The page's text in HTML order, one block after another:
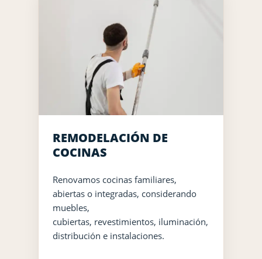
REMODELACIÓN DE
COCINAS
Renovamos cocinas familiares,
abiertas o integradas, considerando
muebles,
cubiertas, revestimientos, iluminación,
distribución e instalaciones.